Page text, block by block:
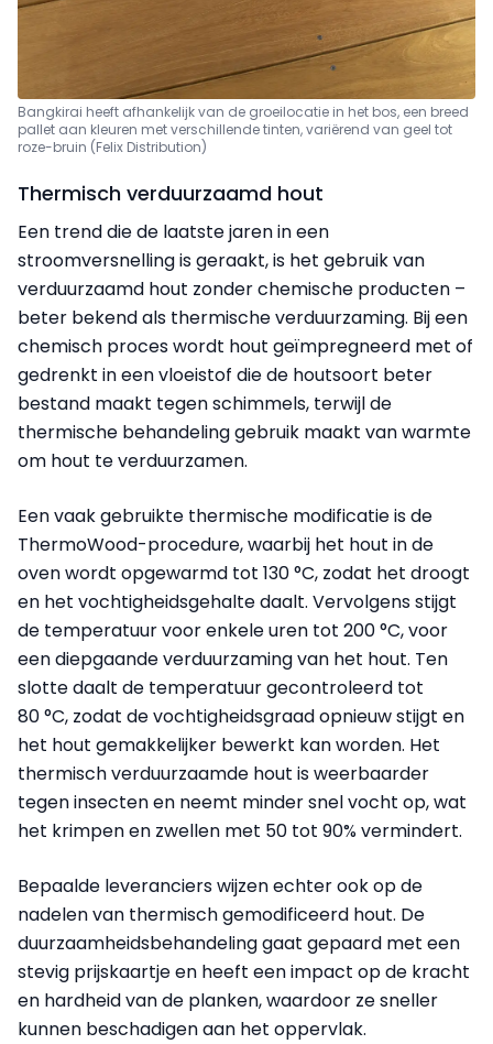
Bangkirai heeft afhankelijk van de groeilocatie in het bos, een breed
pallet aan kleuren met verschillende tinten, variërend van geel tot
roze-bruin (Felix Distribution)
Thermisch verduurzaamd hout
Een trend die de laatste jaren in een
stroomversnelling is geraakt, is het gebruik van
verduurzaamd hout zonder chemische producten –
beter bekend als thermische verduurzaming. Bij een
chemisch proces wordt hout geïmpregneerd met of
gedrenkt in een vloeistof die de houtsoort beter
bestand maakt tegen schimmels, terwijl de
thermische behandeling gebruik maakt van warmte
om hout te verduurzamen.
Een vaak gebruikte thermische modificatie is de
ThermoWood-procedure, waarbij het hout in de
oven wordt opgewarmd tot 130 °C, zodat het droogt
en het vochtigheidsgehalte daalt. Vervolgens stijgt
de temperatuur voor enkele uren tot 200 °C, voor
een diepgaande verduurzaming van het hout. Ten
slotte daalt de temperatuur gecontroleerd tot
80 °C, zodat de vochtigheidsgraad opnieuw stijgt en
het hout gemakkelijker bewerkt kan worden. Het
thermisch verduurzaamde hout is weerbaarder
tegen insecten en neemt minder snel vocht op, wat
het krimpen en zwellen met 50 tot 90% vermindert.
Bepaalde leveranciers wijzen echter ook op de
nadelen van thermisch gemodificeerd hout. De
duurzaamheidsbehandeling gaat gepaard met een
stevig prijskaartje en heeft een impact op de kracht
en hardheid van de planken, waardoor ze sneller
kunnen beschadigen aan het oppervlak.